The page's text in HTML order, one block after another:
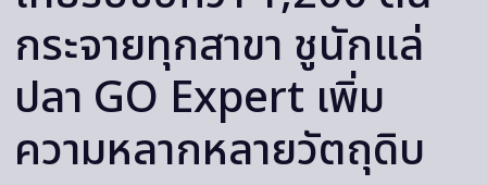
กระจายทุกสาขา ชูนักแล่
ปลา GO Expert เพิ่ม
ความหลากหลายวัตถุดิบ